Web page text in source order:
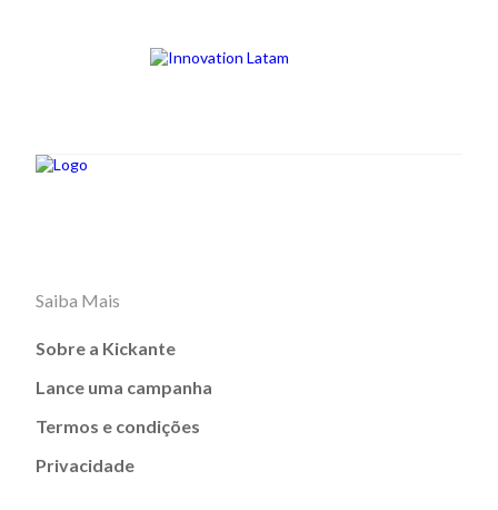
Saiba Mais
Sobre a Kickante
Lance uma campanha
Termos e condições
Privacidade